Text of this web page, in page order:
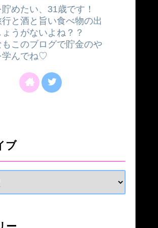
めたい、31歳です！
行と酒と旨い食べ物の出
うがないよね？？
このブログで貯金のや
学んでね♡
ブ